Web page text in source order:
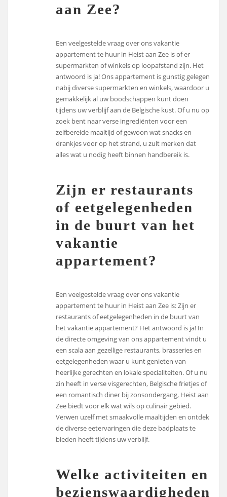
aan Zee?
Een veelgestelde vraag over ons vakantie
appartement te huur in Heist aan Zee is of er
supermarkten of winkels op loopafstand zijn. Het
antwoord is ja! Ons appartement is gunstig gelegen
nabij diverse supermarkten en winkels, waardoor u
gemakkelijk al uw boodschappen kunt doen
tijdens uw verblijf aan de Belgische kust. Of u nu op
zoek bent naar verse ingrediënten voor een
zelfbereide maaltijd of gewoon wat snacks en
drankjes voor op het strand, u zult merken dat
alles wat u nodig heeft binnen handbereik is.
Zijn er restaurants
of eetgelegenheden
in de buurt van het
vakantie
appartement?
Een veelgestelde vraag over ons vakantie
appartement te huur in Heist aan Zee is: Zijn er
restaurants of eetgelegenheden in de buurt van
het vakantie appartement? Het antwoord is ja! In
de directe omgeving van ons appartement vindt u
een scala aan gezellige restaurants, brasseries en
eetgelegenheden waar u kunt genieten van
heerlijke gerechten en lokale specialiteiten. Of u nu
zin heeft in verse visgerechten, Belgische frietjes of
een romantisch diner bij zonsondergang, Heist aan
Zee biedt voor elk wat wils op culinair gebied.
Verwen uzelf met smaakvolle maaltijden en ontdek
de diverse eetervaringen die deze badplaats te
bieden heeft tijdens uw verblijf.
Welke activiteiten en
bezienswaardigheden